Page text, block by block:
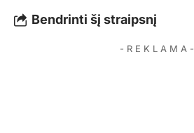
Bendrinti šį straipsnį
- R E K L A M A -